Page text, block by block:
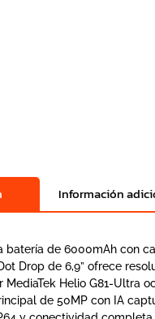
Información
batería de 6000mAh con
Drop de 6,9” ofrece
MediaTek Helio G81-Ultra
de 50MP con IA